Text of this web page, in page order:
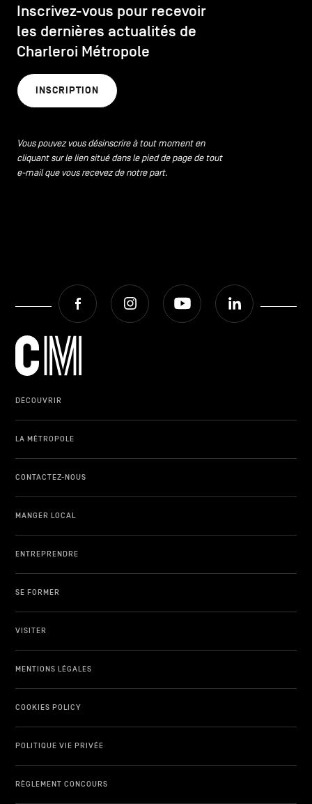
Inscrivez-vous pour recevoir
les dernières actualités de
Charleroi Métropole
INSCRIPTION
Vous pouvez vous désinscrire à tout moment en
cliquant sur le lien situé dans le pied de page de tout
e-mail que vous recevez de notre part.
Facebook Instagram Youtube
DÉCOUVRIR
LA MÉTROPOLE
CONTACTEZ-NOUS
MANGER LOCAL
ENTREPRENDRE
SE FORMER
VISITER
MENTIONS LÉGALES
COOKIES POLICY
POLITIQUE VIE PRIVÉE
RÈGLEMENT CONCOURS